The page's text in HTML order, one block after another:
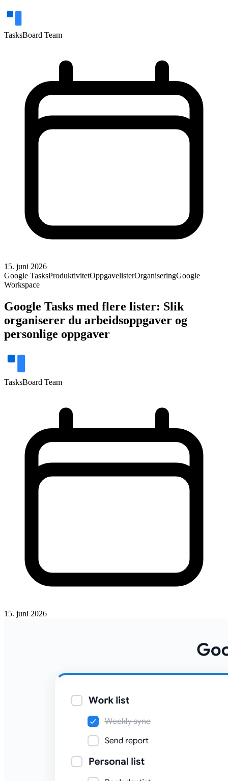
TasksBoard Team
15. juni 2026
Google TasksProduktivitetOppgavelisterOrganiseringGoogle
Workspace
Google Tasks med flere lister: Slik
organiserer du arbeidsoppgaver og
personlige oppgaver
TasksBoard Team
15. juni 2026